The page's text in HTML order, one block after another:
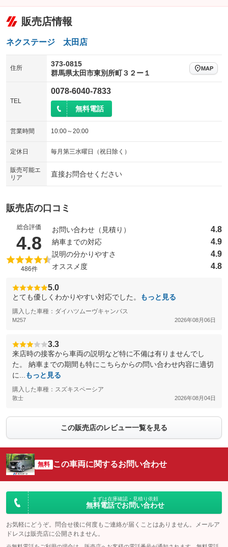
販売店情報
ネクステージ 太田店
住所
373-0815
群馬県太田市東別所町３２ー１
MAP
TEL
0078-6040-7833
無料電話
営業時間 10:00～20:00
定休日 毎月第三水曜日（祝日除く）
販売可能エ
リア
直接お問合せください
販売店の口コミ
総合評価
4.8 （5点満点中）
486件
お問い合わせ（見積り） 4.8
納車までの対応 4.9
説明の分かりやすさ 4.9
オススメ度 4.8
5.0
とても優しくわかりやすい対応でした。 もっと見る
購入した車種：ダイハツムーヴキャンバス
M257 2026年08月06日
3.3
来店時の接客から車両の説明など特に不備は有りませんでし
た。 納車までの期間も特にこちらからの問い合わせ内容に適切
に...
もっと見る
購入した車種：スズキスペーシア
敦士 2026年08月04日
この販売店のレビュー一覧を見る
無料 この車両に関するお問い合わせ
まずは在庫確認・見積り依頼
無料電話でお問い合わせ
お気軽にどうぞ。問合せ後に何度もご連絡が届くことはありません。メールア
ドレスは販売店に公開されません。